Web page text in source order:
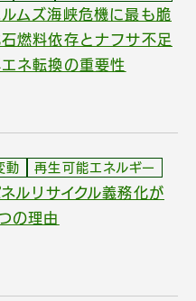
ムズ海峡危機に最も脆
燃料依存とナフサ不足
ネ転換の重要性
動 再生可能エネルギー
ルリサイクル義務化が
の理由